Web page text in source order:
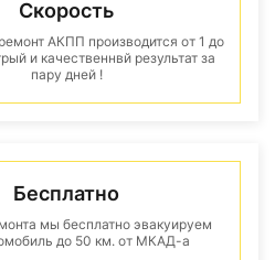
Скорость
АКПП производится от 1 до
и качественнвй результат за
пару дней !
Бесплатно
мы бесплатно эвакуируем
до 50 км. от МКАД-а